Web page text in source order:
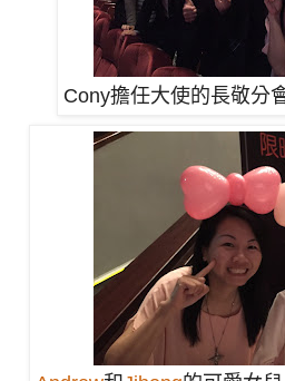
Cony擔任大使的長敬分